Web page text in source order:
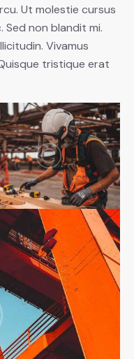
Ut molestie cursus
Sed non blandit mi.
Vivamus
tristique erat